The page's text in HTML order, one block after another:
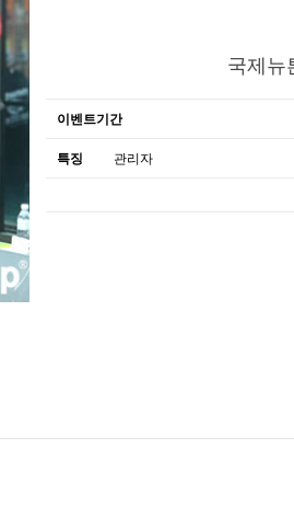
국제뉴
이벤트기간
특징 관리자